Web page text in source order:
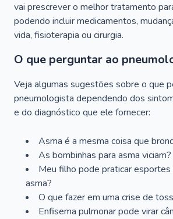
vai prescrever o melhor tratamento
podendo incluir medicamentos,
vida, fisioterapia ou cirurgia.
O que perguntar ao
Veja algumas sugestões sobre o que
pneumologista dependendo dos
e do diagnóstico que ele fornecer:
Asma é a mesma coisa que
As bombinhas para asma viciam?
Meu filho pode praticar
asma?
O que fazer em uma crise de
Enfisema pulmonar pode virar